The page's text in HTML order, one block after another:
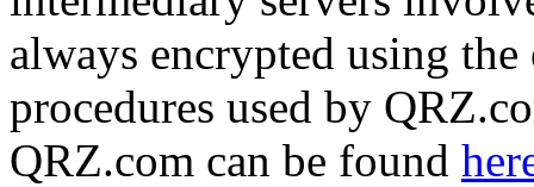
always encrypted using
procedures used by
QRZ.com can be found